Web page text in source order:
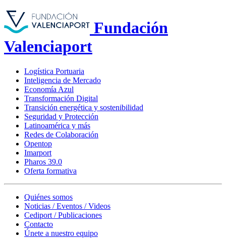
Fundación
Valenciaport
Logística Portuaria
Inteligencia de Mercado
Economía Azul
Transformación Digital
Transición energética y sostenibilidad
Seguridad y Protección
Latinoamérica y más
Redes de Colaboración
Opentop
Imarport
Pharos 39.0
Oferta formativa
Quiénes somos
Noticias / Eventos / Videos
Cediport / Publicaciones
Contacto
Únete a nuestro equipo